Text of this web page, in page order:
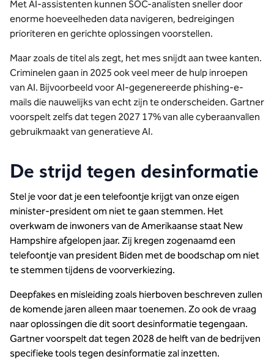
Met AI-assistenten kunnen SOC-analisten sneller door
enorme hoeveelheden data navigeren, bedreigingen
prioriteren en gerichte oplossingen voorstellen.
Maar zoals de titel als zegt, het mes snijdt aan twee kanten.
Criminelen gaan in 2025 ook veel meer de hulp inroepen
van AI. Bijvoorbeeld voor AI-gegenereerde phishing-e-
mails die nauwelijks van echt zijn te onderscheiden. Gartner
voorspelt zelfs dat tegen 202717% van alle cyberaanvallen
gebruikmaakt van generatieve AI.
De strijd tegen desinformatie
Stel je voor dat je een telefoontje krijgt van onze eigen
minister-president om niet te gaan stemmen. Het
overkwam de inwoners van de Amerikaanse staat New
Hampshire afgelopen jaar. Zij kregen zogenaamd een
telefoontje van president Biden met de boodschap om niet
te stemmen tijdens de voorverkiezing.
Deepfakes en misleiding zoals hierboven beschreven zullen
de komende jaren alleen maar toenemen. Zo ook de vraag
naar oplossingen die dit soort desinformatie tegengaan.
Gartner voorspelt dat tegen 2028 de helft van de bedrijven
specifieke tools tegen desinformatie zal inzetten.